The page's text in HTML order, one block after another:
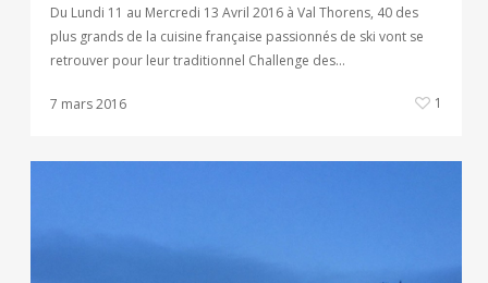
Du Lundi 11 au Mercredi 13 Avril 2016 à Val Thorens, 40 des
plus grands de la cuisine française passionnés de ski vont se
retrouver pour leur traditionnel Challenge des…
7 mars 2016 1